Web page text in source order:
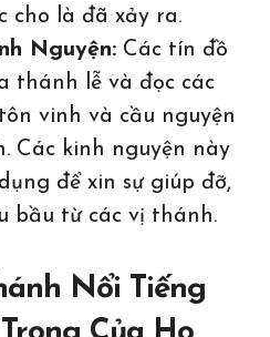
cho là đã xảy ra.
Nguyện: Các tín đồ
thánh lễ và đọc các
vinh và cầu nguyện
Các kinh nguyện này
để xin sự giúp đỡ,
bầu từ các vị thánh.
Nổi Tiếng